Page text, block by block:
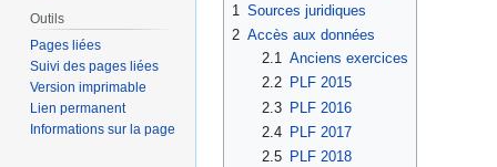
1 Sources juridiques
2 Accès aux données
2.1
Anciens exercices
2.2
PLF 2015
2.3 PLF 2016
2.4
PLF 2017
2.5
PLF 2018
Outils
Pages liées
Suivi des pages liées
Version imprimable
Lien permanent
Informations sur la page